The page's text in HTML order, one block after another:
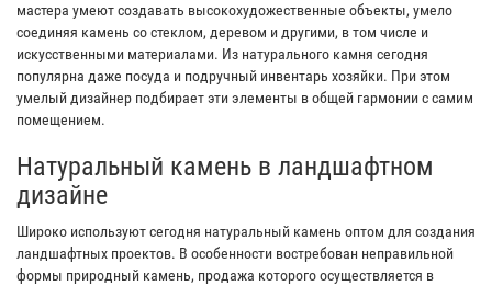
мастера умеют создавать высокохудожественные объекты, умело
соединяя камень со стеклом, деревом и другими, в том числе и
искусственными материалами. Из натурального камня сегодня
популярна даже посуда и подручный инвентарь хозяйки. При этом
умелый дизайнер подбирает эти элементы в общей гармонии с самим
помещением.
Натуральный камень в ландшафтном
дизайне
Широко используют сегодня натуральный камень оптом для создания
ландшафтных проектов. В особенности востребован неправильной
формы природный камень, продажа которого осуществляется в